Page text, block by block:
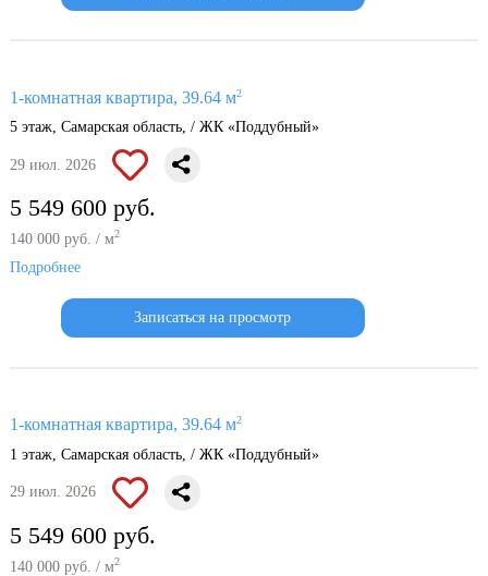
1-комнатная квартира, 39.64 м2
5 этаж, Самарская область, / ЖК «Поддубный»
29 июл. 2026
5 549 600 руб.
140 000 руб. / м2
Подробнее
Записаться на просмотр
1-комнатная квартира, 39.64 м2
1 этаж, Самарская область, / ЖК «Поддубный»
29 июл. 2026
5 549 600 руб.
140 000 руб. / м2